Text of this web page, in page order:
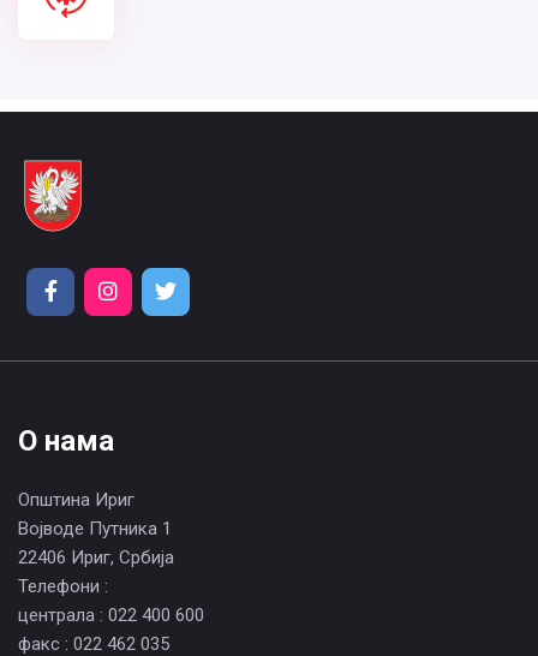
О нама
Општина Ириг
Војводе Путника 1
22406 Ириг, Србија
Телефони :
централа : 022 400 600
факс : 022 462 035